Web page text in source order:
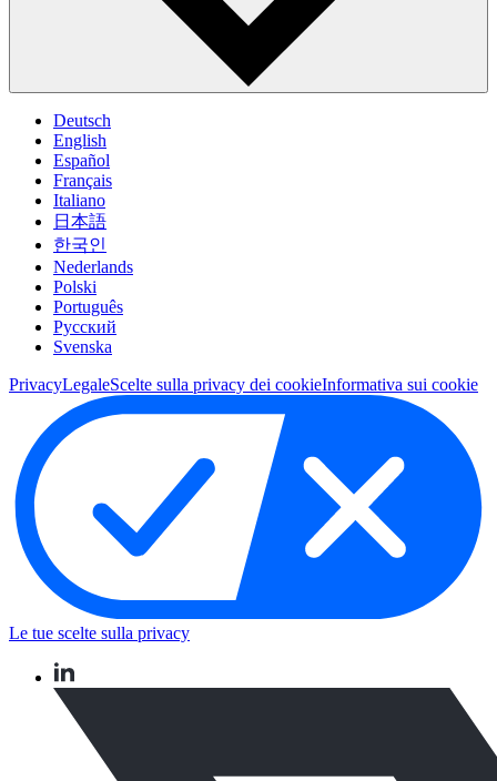
Deutsch
English
Español
Français
Italiano
日本語
한국인
Nederlands
Polski
Português
Pусский
Svenska
PrivacyLegaleScelte sulla privacy dei cookieInformativa sui cookie
Le tue scelte sulla privacy